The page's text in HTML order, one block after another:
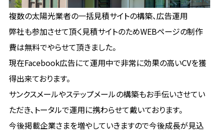
複数の太陽光業者の一括見積サイトの構築、広告運用
弊社も参加させて頂く見積サイトのためWEBページの制作
費は無料でやらせて頂きました。
現在Facebook広告にて運用中で非常に効果の高いCVを獲
得出来ております。
サンクスメールやステップメールの構築もお手伝いさせてい
ただき、トータルで運用に携わらせて戴いております。
今後掲載企業さまを増やしていきますので今後成長が見込